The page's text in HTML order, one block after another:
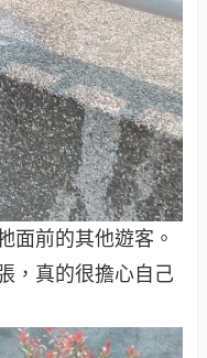
面前的其他遊客。
，真的很擔心自己